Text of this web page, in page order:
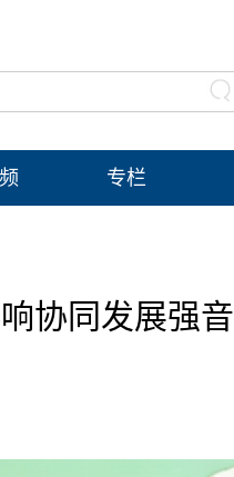
专栏
协同发展强音